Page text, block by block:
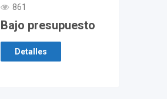
861
Bajo presupuesto
Detalles